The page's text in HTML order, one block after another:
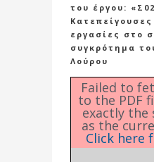
του έργου:
εργασίες στο
συγκρότημα
Λούρου
Failed to
to the PDF
exactly the
as the
Click here